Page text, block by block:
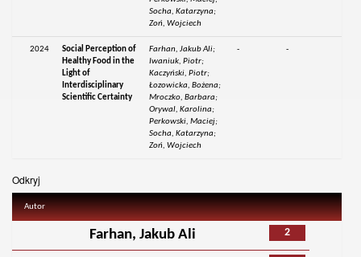
Socha, Katarzyna;
Zoń, Wojciech
2024
Social Perception of
Healthy Food in the
Light of
Interdisciplinary
Scientific Certainty
Farhan, Jakub Ali;
Iwaniuk, Piotr;
Kaczyński, Piotr;
Łozowicka, Bożena;
Mroczko, Barbara;
Orywal, Karolina;
Perkowski, Maciej;
Socha, Katarzyna;
Zoń, Wojciech
- -
Odkryj
Autor
2
Farhan, Jakub Ali